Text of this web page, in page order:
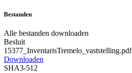
Bestanden
Alle bestanden downloaden
Besluit
15377_InventarisTremelo_vaststelling.pdf
Downloaden
SHA3-512